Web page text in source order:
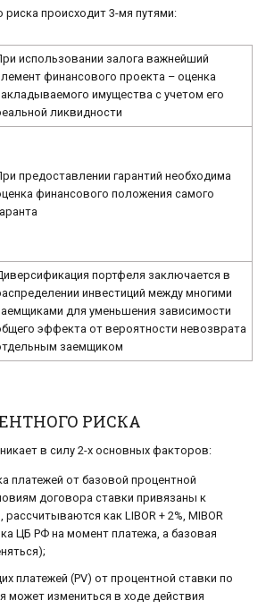
риска происходит 3-мя путями:
использовании залога важнейший
финансового проекта – оценка
имущества с учетом его
ликвидности
предоставлении гарантий необходима
финансового положения самого
портфеля заключается в
инвестиций между многими
для уменьшения зависимости
эффекта от вероятности невозврата
заемщиком
РИСКА
в силу 2-х основных факторов:
платежей от базовой процентной
договора ставки привязаны к
как LIBOR + 2%, MIBOR
ЦБ РФ на момент платежа, а базовая
платежей (PV) от процентной ставки по
может измениться в ходе действия